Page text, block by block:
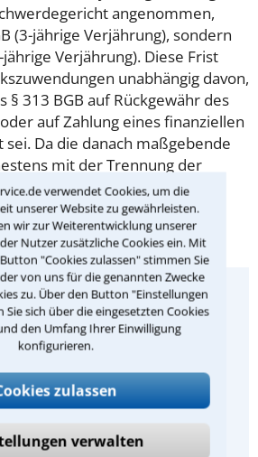
verwendet Cookies, um die
unserer Website zu gewährleisten.
wir zur Weiterentwicklung unserer
Nutzer zusätzliche Cookies ein. Mit
"Cookies zulassen" stimmen Sie
von uns für die genannten Zwecke
zu. Über den Button "Einstellungen
sich über die eingesetzten Cookies
den Umfang Ihrer Einwilligung
konfigurieren.
zulassen
verwalten
angenommen,
(3-jährige Verjährung), sondern
jährige Verjährung). Diese Frist
unabhängig davon,
§ 313 BGB auf Rückgewähr des
auf Zahlung eines finanziellen
Da die danach maßgebende
mit der Trennung der
zu laufen begonnen habe, sei
zu dieser
Quelle der
Urteilszusammenfassung:
Zeitschrift „Familien-
Rechtsberater“ des
juristischen Fachverlags Dr.